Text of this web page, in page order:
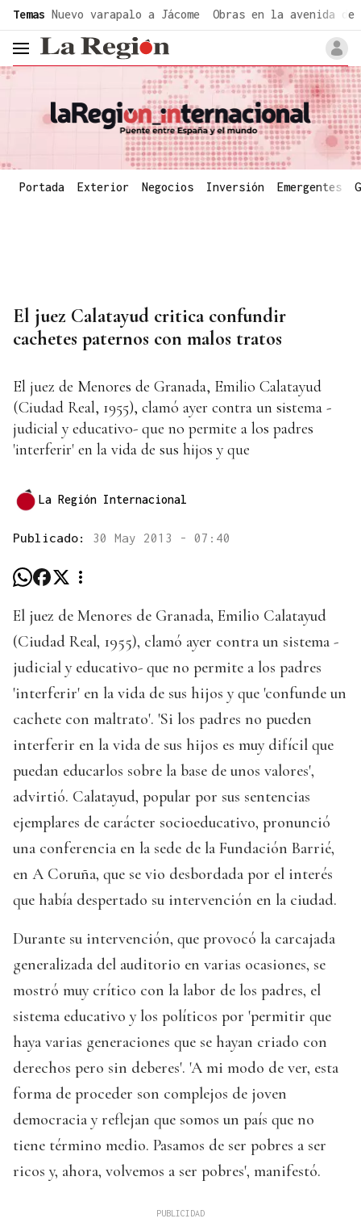
Temas Nuevo varapalo a Jácome Obras en la avenida de
header.menu.open
Portada Exterior Negocios Inversión Emergentes
El juez Calatayud critica confundir
cachetes paternos con malos tratos
El juez de Menores de Granada, Emilio Calatayud
(Ciudad Real, 1955), clamó ayer contra un sistema -
judicial y educativo- que no permite a los padres
'interferir' en la vida de sus hijos y que
La Región Internacional
Publicado: 30 May 2013 - 07:40
El juez de Menores de Granada, Emilio Calatayud
(Ciudad Real, 1955), clamó ayer contra un sistema -
judicial y educativo- que no permite a los padres
'interferir' en la vida de sus hijos y que 'confunde un
cachete con maltrato'. 'Si los padres no pueden
interferir en la vida de sus hijos es muy difícil que
puedan educarlos sobre la base de unos valores',
advirtió. Calatayud, popular por sus sentencias
ejemplares de carácter socioeducativo, pronunció
una conferencia en la sede de la Fundación Barrié,
en A Coruña, que se vio desbordada por el interés
que había despertado su intervención en la ciudad.
Durante su intervención, que provocó la carcajada
generalizada del auditorio en varias ocasiones, se
mostró muy crítico con la labor de los padres, el
sistema educativo y los políticos por 'permitir que
haya varias generaciones que se hayan criado con
derechos pero sin deberes'. 'A mi modo de ver, esta
forma de proceder son complejos de joven
democracia y reflejan que somos un país que no
tiene término medio. Pasamos de ser pobres a ser
ricos y, ahora, volvemos a ser pobres', manifestó.